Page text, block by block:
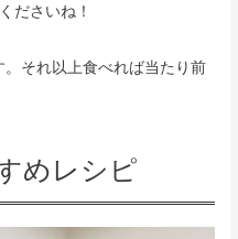
ださいね！
。それ以上食べれば当たり前
めレシピ